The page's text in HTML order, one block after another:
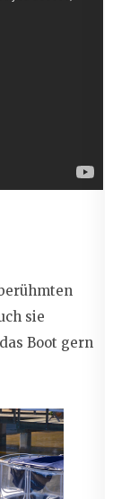
sie
Boot gern